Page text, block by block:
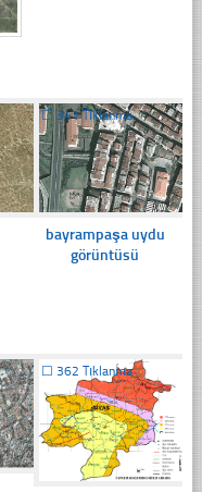
☐ 341 Tıklanma
bayrampaşa uydu
görüntüsü
☐ 362 Tıklanma